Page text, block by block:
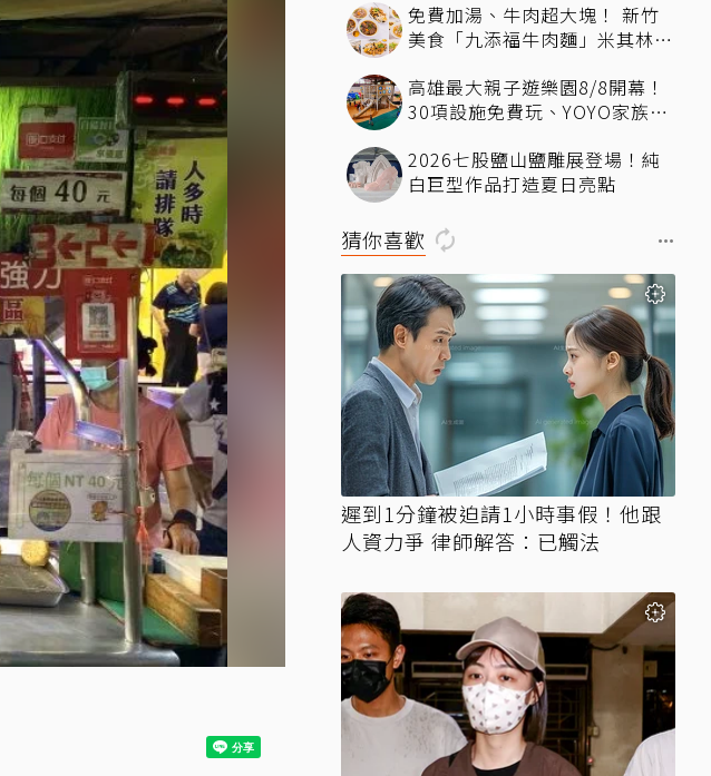
免費加湯、牛肉超大塊！ 新竹
美食「九添福牛肉麵」米其林必
高雄最大親子遊樂園8/8開幕！
30項設施免費玩、YOYO家族嗨
2026七股鹽山鹽雕展登場！純
白巨型作品打造夏日亮點
猜你喜歡
遲到1分鐘被迫請1小時事假！他跟
人資力爭 律師解答：已觸法